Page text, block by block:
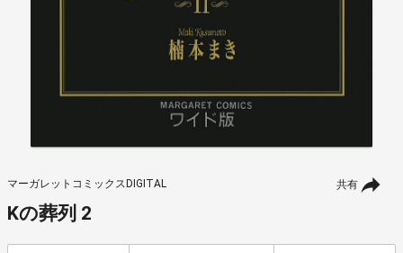
共有
マーガレットコミックスDIGITAL
Kの葬列 2